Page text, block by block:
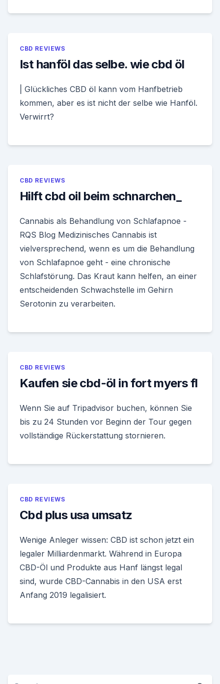
CBD REVIEWS
Ist hanföl das selbe. wie cbd öl
| Glückliches CBD öl kann vom Hanfbetrieb
kommen, aber es ist nicht der selbe wie Hanföl.
Verwirrt?
CBD REVIEWS
Hilft cbd oil beim schnarchen_
Cannabis als Behandlung von Schlafapnoe -
RQS Blog Medizinisches Cannabis ist
vielversprechend, wenn es um die Behandlung
von Schlafapnoe geht - eine chronische
Schlafstörung. Das Kraut kann helfen, an einer
entscheidenden Schwachstelle im Gehirn
Serotonin zu verarbeiten.
CBD REVIEWS
Kaufen sie cbd-öl in fort myers fl
Wenn Sie auf Tripadvisor buchen, können Sie
bis zu 24 Stunden vor Beginn der Tour gegen
vollständige Rückerstattung stornieren.
CBD REVIEWS
Cbd plus usa umsatz
Wenige Anleger wissen: CBD ist schon jetzt ein
legaler Milliardenmarkt. Während in Europa
CBD-Öl und Produkte aus Hanf längst legal
sind, wurde CBD-Cannabis in den USA erst
Anfang 2019 legalisiert.